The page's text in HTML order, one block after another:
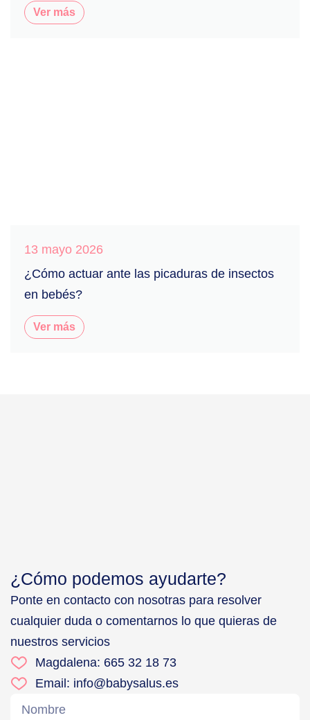
Ver más
13 mayo 2026
¿Cómo actuar ante las picaduras de insectos
en bebés?
Ver más
¿Cómo podemos ayudarte?
Ponte en contacto con nosotras para resolver
cualquier duda o comentarnos lo que quieras de
nuestros servicios
Magdalena: 665 32 18 73
Email: info@babysalus.es